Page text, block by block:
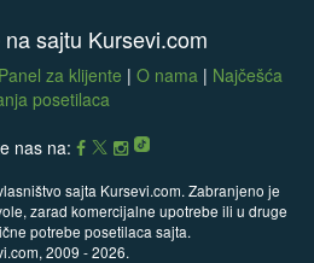
sajtu Kursevi.com
Panel za klijente | O nama | Najčešća
posetilaca
nas na:
sajta Kursevi.com. Zabranjeno je
zarad komercijalne upotrebe ili u druge
potrebe posetilaca sajta.
2009 - 2026.